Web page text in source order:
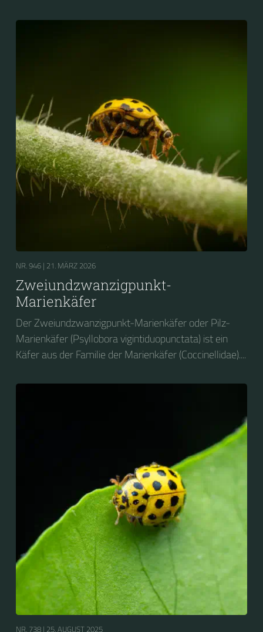
NR. 946 | 21. MÄRZ 2026
Zweiundzwanzigpunkt-
Marienkäfer
Der Zweiundzwanzigpunkt-Marienkäfer oder Pilz-
Marienkäfer (Psyllobora vigintiduopunctata) ist ein
Käfer aus der Familie der Marienkäfer (Coccinellidae)....
NR. 738 | 25. AUGUST 2025